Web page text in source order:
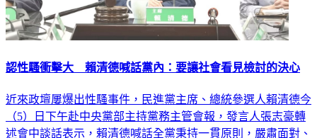
認性騷衝擊大 賴清德喊話黨內：要讓社會看見檢討的決心
近來政壇屢爆出性騷事件，民進黨主席、總統參選人賴清德今
（5）日下午赴中央黨部主持黨務主管會報，發言人張志豪轉
述會中談話表示，賴清德喊話全黨秉持一貫原則，嚴肅面對、